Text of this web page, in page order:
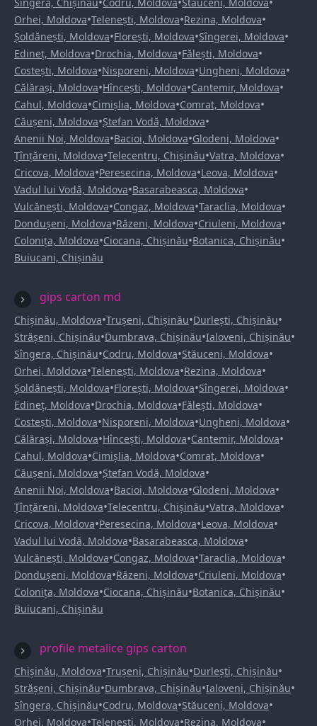
Orhei, Moldova•Telenești, Moldova•Rezina, Moldova•
Șoldănești, Moldova•Florești, Moldova•Sîngerei, Moldova•
Edineț, Moldova•Drochia, Moldova•Fălești, Moldova•
Costești, Moldova•Nisporeni, Moldova•Ungheni, Moldova•
Călărași, Moldova•Hîncești, Moldova•Cantemir, Moldova•
Cahul, Moldova•Cimișlia, Moldova•Comrat, Moldova•
Căușeni, Moldova•Ștefan Vodă, Moldova•
Anenii Noi, Moldova•Bacioi, Moldova•Glodeni, Moldova•
Țînțăreni, Moldova•Telecentru, Chișinău•Vatra, Moldova•
Cricova, Moldova•Peresecina, Moldova•Leova, Moldova•
Vadul lui Vodă, Moldova•Basarabeasca, Moldova•
Vulcănești, Moldova•Congaz, Moldova•Taraclia, Moldova•
Dondușeni, Moldova•Răzeni, Moldova•Criuleni, Moldova•
Colonița, Moldova•Ciocana, Chișinău•Botanica, Chișinău•
Buiucani, Chișinău
gips carton md
Chișinău, Moldova•Trușeni, Chișinău•Durlești, Chișinău•
Strășeni, Chișinău•Dumbrava, Chișinău•Ialoveni, Chișinău•
Sîngera, Chișinău•Codru, Moldova•Stăuceni, Moldova•
Orhei, Moldova•Telenești, Moldova•Rezina, Moldova•
Șoldănești, Moldova•Florești, Moldova•Sîngerei, Moldova•
Edineț, Moldova•Drochia, Moldova•Fălești, Moldova•
Costești, Moldova•Nisporeni, Moldova•Ungheni, Moldova•
Călărași, Moldova•Hîncești, Moldova•Cantemir, Moldova•
Cahul, Moldova•Cimișlia, Moldova•Comrat, Moldova•
Căușeni, Moldova•Ștefan Vodă, Moldova•
Anenii Noi, Moldova•Bacioi, Moldova•Glodeni, Moldova•
Țînțăreni, Moldova•Telecentru, Chișinău•Vatra, Moldova•
Cricova, Moldova•Peresecina, Moldova•Leova, Moldova•
Vadul lui Vodă, Moldova•Basarabeasca, Moldova•
Vulcănești, Moldova•Congaz, Moldova•Taraclia, Moldova•
Dondușeni, Moldova•Răzeni, Moldova•Criuleni, Moldova•
Colonița, Moldova•Ciocana, Chișinău•Botanica, Chișinău•
Buiucani, Chișinău
profile metalice gips carton
Chișinău, Moldova•Trușeni, Chișinău•Durlești, Chișinău•
Strășeni, Chișinău•Dumbrava, Chișinău•Ialoveni, Chișinău•
Sîngera, Chișinău•Codru, Moldova•Stăuceni, Moldova•
Orhei, Moldova•Telenești, Moldova•Rezina, Moldova•